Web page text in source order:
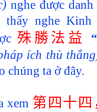
nghe được
thấy nghe Kinh
殊勝法益
ích thù
chúng ta ở đây.
xem 第四十四